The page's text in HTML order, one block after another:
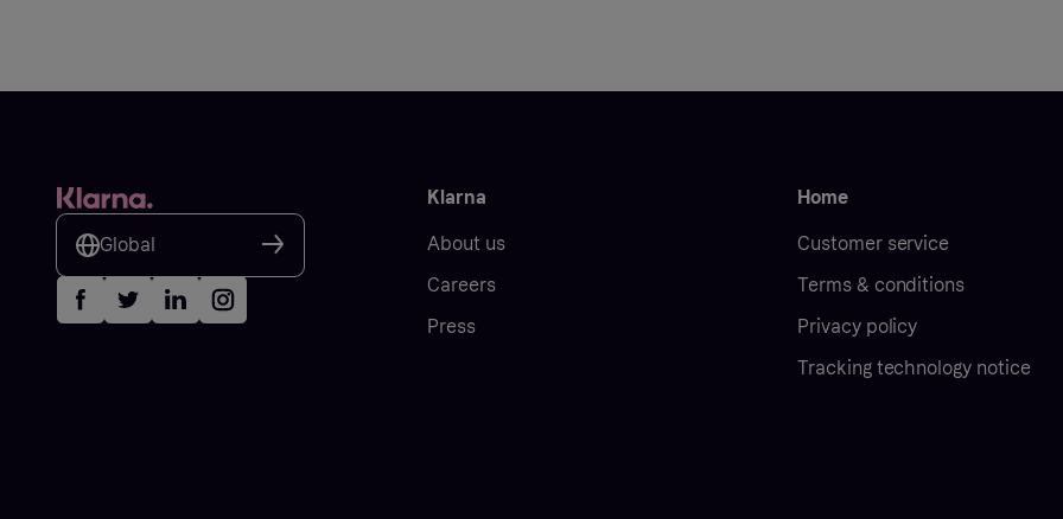
Global
Klarna
About us
Careers
Press
Home
Customer service
Terms & conditions
Privacy policy
Tracking technology notice